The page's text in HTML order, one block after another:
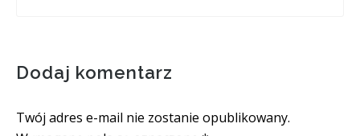
Dodaj komentarz
Twój adres e-mail nie zostanie opublikowany.